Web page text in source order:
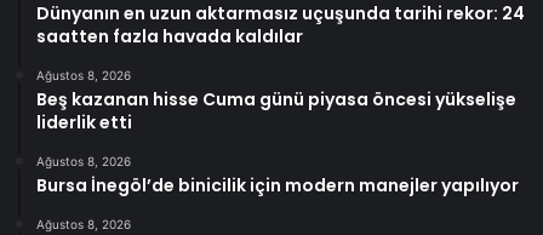
Dünyanın en uzun aktarmasız uçuşunda tarihi rekor: 24
saatten fazla havada kaldılar
Ağustos 8, 2026
Beş kazanan hisse Cuma günü piyasa öncesi yükselişe
liderlik etti
Ağustos 8, 2026
Bursa İnegöl’de binicilik için modern manejler yapılıyor
Ağustos 8, 2026